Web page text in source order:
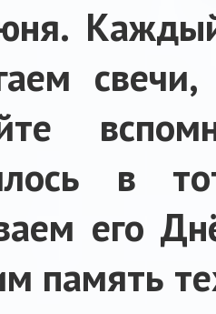
в
его
память